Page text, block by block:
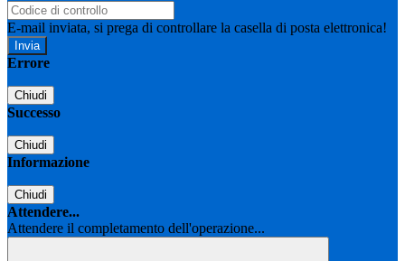
E-mail inviata, si prega di controllare la casella di posta elettronica!
Errore
Chiudi
Successo
Chiudi
Informazione
Chiudi
Attendere...
Attendere il completamento dell'operazione...